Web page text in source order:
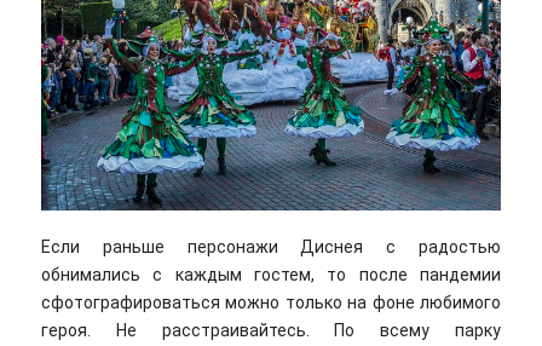
Если раньше персонажи Диснея с радостью
обнимались с каждым гостем, то после пандемии
сфотографироваться можно только на фоне любимого
героя. Не расстраивайтесь. По всему парку